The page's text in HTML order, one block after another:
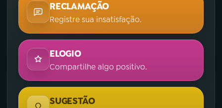
RECLAMAÇÃO
Registre sua insatisfação.
ELOGIO
Compartilhe algo positivo.
SUGESTÃO